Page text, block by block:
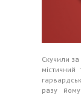
Скучили
разу